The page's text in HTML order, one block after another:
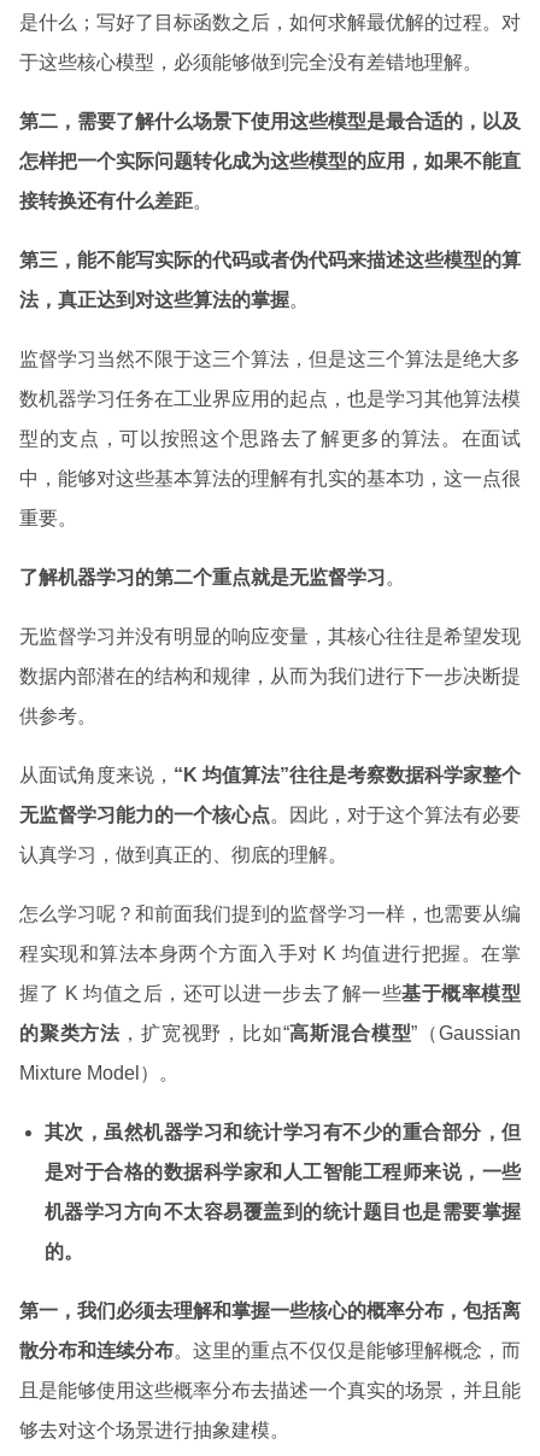
是什么；写好了目标函数之后，如何求解最优解的过程。对
于这些核心模型，必须能够做到完全没有差错地理解。
第二，需要了解什么场景下使用这些模型是最合适的，以及
怎样把一个实际问题转化成为这些模型的应用，如果不能直
接转换还有什么差距。
第三，能不能写实际的代码或者伪代码来描述这些模型的算
法，真正达到对这些算法的掌握。
监督学习当然不限于这三个算法，但是这三个算法是绝大多
数机器学习任务在工业界应用的起点，也是学习其他算法模
型的支点，可以按照这个思路去了解更多的算法。在面试
中，能够对这些基本算法的理解有扎实的基本功，这一点很
重要。
了解机器学习的第二个重点就是无监督学习 。
无监督学习并没有明显的响应变量，其核心往往是希望发现
数据内部潜在的结构和规律，从而为我们进行下一步决断提
供参考。
从面试角度来说， “K 均值算法”往往是考察数据科学家整个
无监督学习能力的一个核心点。因此，对于这个算法有必要
认真学习，做到真正的、彻底的理解。
怎么学习呢？和前面我们提到的监督学习一样，也需要从编
程实现和算法本身两个方面入手对 K 均值进行把握。在掌
握了 K 均值之后，还可以进一步去了解一些基于概率模型
的聚类方法 ，扩宽视野，比如“高斯混合模型”（Gaussian
Mixture Model）。
其次，虽然机器学习和统计学习有不少的重合部分，但
是对于合格的数据科学家和人工智能工程师来说，一些
机器学习方向不太容易覆盖到的统计题目也是需要掌握
的。
第一，我们必须去理解和掌握一些核心的概率分布，包括离
散分布和连续分布。这里的重点不仅仅是能够理解概念，而
且是能够使用这些概率分布去描述一个真实的场景，并且能
够去对这个场景进行抽象建模。